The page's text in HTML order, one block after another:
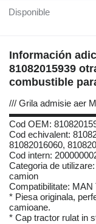
Disponible
Información
81082015939
combustible
/// Grila admisie aer
Cod OEM:
Cod echivalent:
81082016060,
Cod intern:
Categoria de
camion
Compatibilitate: MAN
* Piesa originala,
camioane.
* Cap tractor rulat in